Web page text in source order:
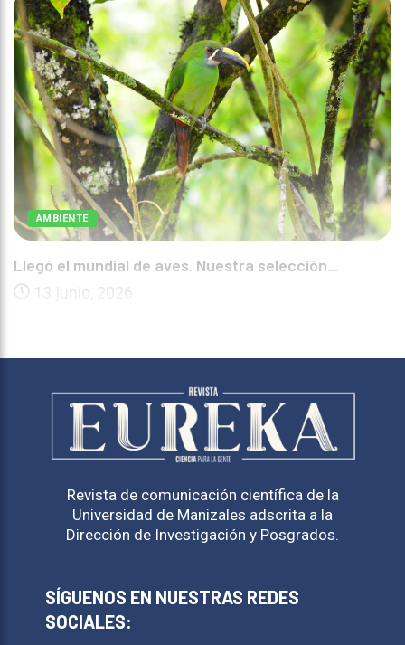
AMBIENTE
Llegó el mundial de aves. Nuestra selección...
13 junio, 2026
Revista de comunicación científica de la
Universidad de Manizales adscrita a la
Dirección de Investigación y Posgrados.
SÍGUENOS EN NUESTRAS REDES
SOCIALES: